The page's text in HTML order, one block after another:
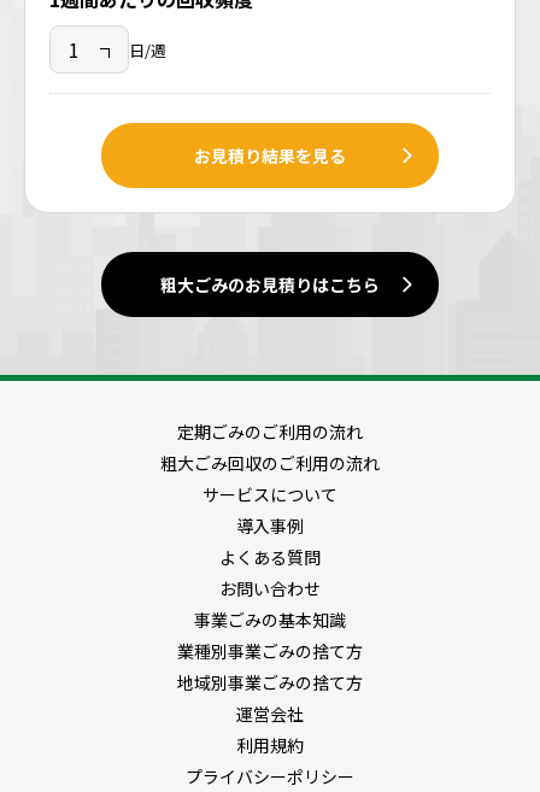
日/週
お見積り結果を見る
粗大ごみのお見積りはこちら
定期ごみのご利用の流れ
粗大ごみ回収のご利用の流れ
サービスについて
導入事例
よくある質問
お問い合わせ
事業ごみの基本知識
業種別事業ごみの捨て方
地域別事業ごみの捨て方
運営会社
利用規約
プライバシーポリシー